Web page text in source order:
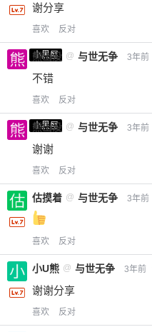
谢分享
喜欢 反对
小黑屋
熊出没 @ 与世无争 3年前
不错
喜欢 反对
小黑屋
熊出没 @ 与世无争 3年前
谢谢
喜欢 反对
估摸着 @ 与世无争 3年前
喜欢 反对
小U熊 @ 与世无争 3年前
谢谢分享
喜欢 反对